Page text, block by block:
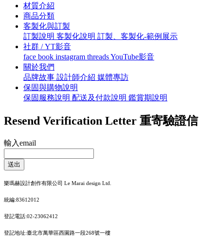
材質介紹
商品分類
客製化與訂製
訂製說明 客製化說明 訂製、客製化-範例展示
社群 / YT影音
face book instagram threadsYouTube影音
關於我們
品牌故事 設計師介紹 媒體專訪
保固與購物說明
保固服務說明 配送及付款說明 鑑賞期說明
Resend Verification Letter 重寄驗證信
輸入email
送出
樂瑪赫設計創作有限公司 Le Marai design Ltd.
統編:83612012
登記電話:02-23062412
登記地址:臺北市萬華區西園路一段268號一樓